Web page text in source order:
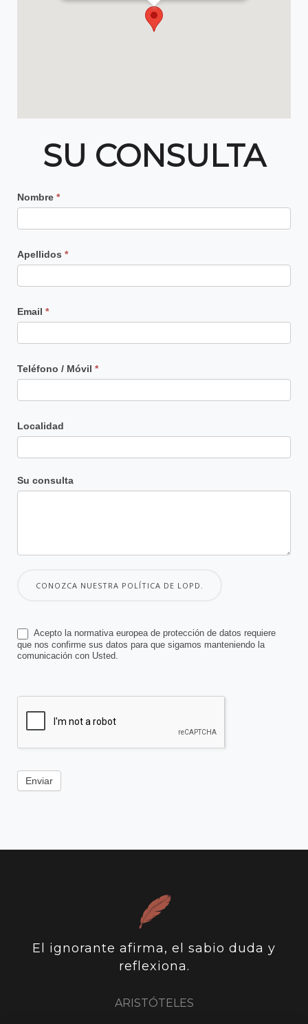
SU CONSULTA
Contacto
Principal
Nombre *
Apellidos *
Email *
Teléfono / Móvil *
Localidad
Su consulta
CONOZCA NUESTRA POLÍTICA DE LOPD.
Acepto la normativa europea de protección de datos requiere
que nos confirme sus datos para que sigamos manteniendo la
comunicación con Usted.
Enviar
El ignorante afirma, el sabio duda y
reflexiona.
ARISTÓTELES